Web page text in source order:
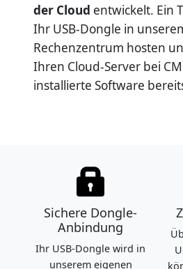
der Cloud entwickelt. Ein
Ihr USB-Dongle in
Rechenzentrum hosten
Ihren Cloud-Server bei
installierte Software
Sichere Dongle-
Anbindung
Ihr USB-Dongle wird in
unserem eigenen